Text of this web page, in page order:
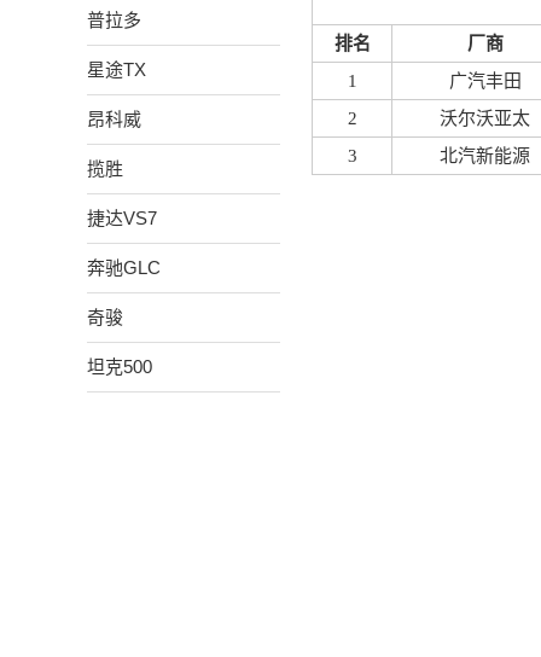
普拉多
星途TX
昂科威
揽胜
捷达VS7
奔驰GLC
奇骏
坦克500
排名
厂商
1
广汽丰田
2
沃尔沃亚太
3
北汽新能源